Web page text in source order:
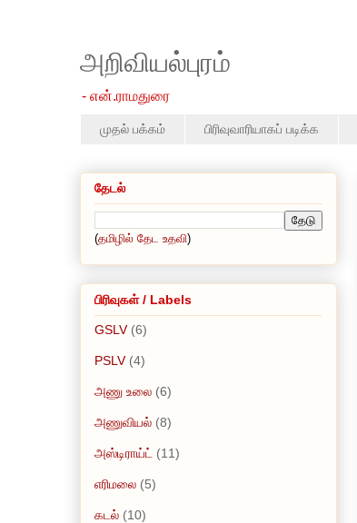
அறிவியல்புரம்
- என்.ராமதுரை
முதல் பக்கம் பிரிவுவாரியாகப் படிக்க
தேடல்
(தமிழில் தேட உதவி)
பிரிவுகள் / Labels
GSLV (6)
PSLV (4)
அணு உலை (6)
அணுவியல் (8)
அஸ்டிராய்ட் (11)
எரிமலை (5)
கடல் (10)